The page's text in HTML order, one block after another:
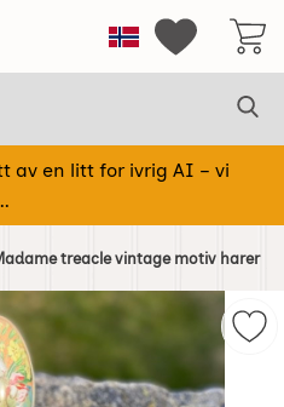
NostalgiskaNorge Mine
av en litt for ivrig AI – vi
treacle vintage motiv harer